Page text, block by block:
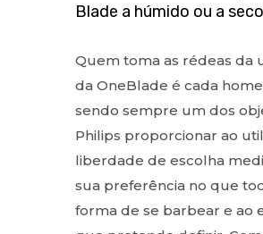
Blade a húmido ou a
Quem toma as rédeas da
da OneBlade é cada
sendo sempre um dos
Philips proporcionar ao
liberdade de escolha
sua preferência no que
forma de se barbear e ao